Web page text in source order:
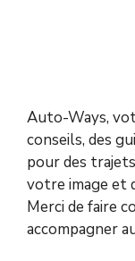
Auto-Ways,
conseils, des
pour des
votre image et
Merci de faire
accompagner